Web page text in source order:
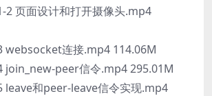
页面设计和打开摄像头.mp4
websocket连接.mp4 114.06M
join_new-peer信令.mp4 295.01M
和peer-leave信令实现.mp4